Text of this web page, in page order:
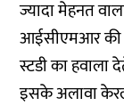
ज्यादा मेहनत
आईसीएमआर की
स्टडी का हवाला
इसके अलावा